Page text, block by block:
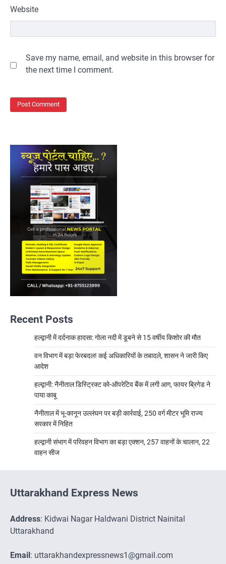
Website
Save my name, email, and website in this browser for
the next time I comment.
Recent Posts
हल्द्वानी में दर्दनाक हादसा: गोला नदी में डूबने से 15 वर्षीय किशोर की मौत
वन विभाग में बड़ा फेरबदल! कई अधिकारियों के तबादले, शासन ने जारी किए
आदेश
हल्द्वानी: नैनीताल डिस्ट्रिक्ट को-ऑपरेटिव बैंक में लगी आग, फायर ब्रिगेड ने
पाया काबू
नैनीताल में भू-कानून उल्लंघन पर बड़ी कार्रवाई, 250 वर्ग मीटर भूमि राज्य
सरकार में निहित
हल्द्वानी संभाग में परिवहन विभाग का बड़ा एक्शन, 257 वाहनों के चालान, 22
वाहन सीज
Uttarakhand Express News
Address: Kidwai Nagar Haldwani District Nainital
Uttarakhand
Email: uttarakhandexpressnews1@gmail.com